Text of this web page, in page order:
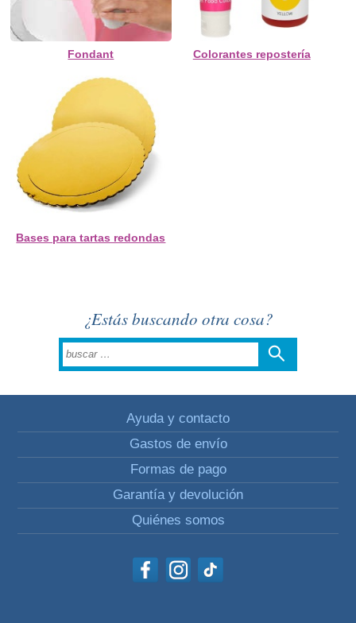
Fondant Colorantes repostería
Bases para tartas redondas
¿Estás buscando otra cosa?
Ayuda y contacto
Gastos de envío
Formas de pago
Garantía y devolución
Quiénes somos